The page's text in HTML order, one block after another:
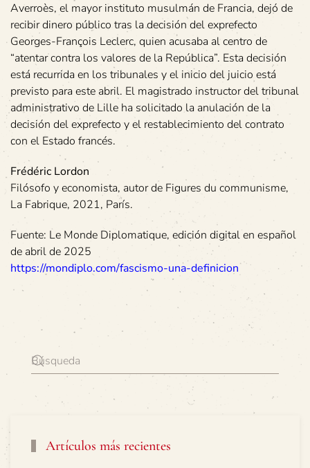
Averroès, el mayor instituto musulmán de Francia, dejó de
recibir dinero público tras la decisión del exprefecto
Georges-François Leclerc, quien acusaba al centro de
“atentar contra los valores de la República”. Esta decisión
está recurrida en los tribunales y el inicio del juicio está
previsto para este abril. El magistrado instructor del tribunal
administrativo de Lille ha solicitado la anulación de la
decisión del exprefecto y el restablecimiento del contrato
con el Estado francés.
Frédéric Lordon
Filósofo y economista, autor de Figures du communisme,
La Fabrique, 2021, París.
Fuente: Le Monde Diplomatique, edición digital en español
de abril de 2025
https://mondiplo.com/fascismo-una-definicion
Artículos más recientes